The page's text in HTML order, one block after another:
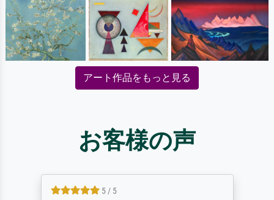
アート作品をもっと見る
お客様の声
5 / 5